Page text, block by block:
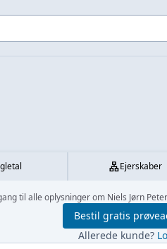
Ejerskaber
til alle oplysninger om Niels Jørn
Bestil gratis
Allerede kunde?